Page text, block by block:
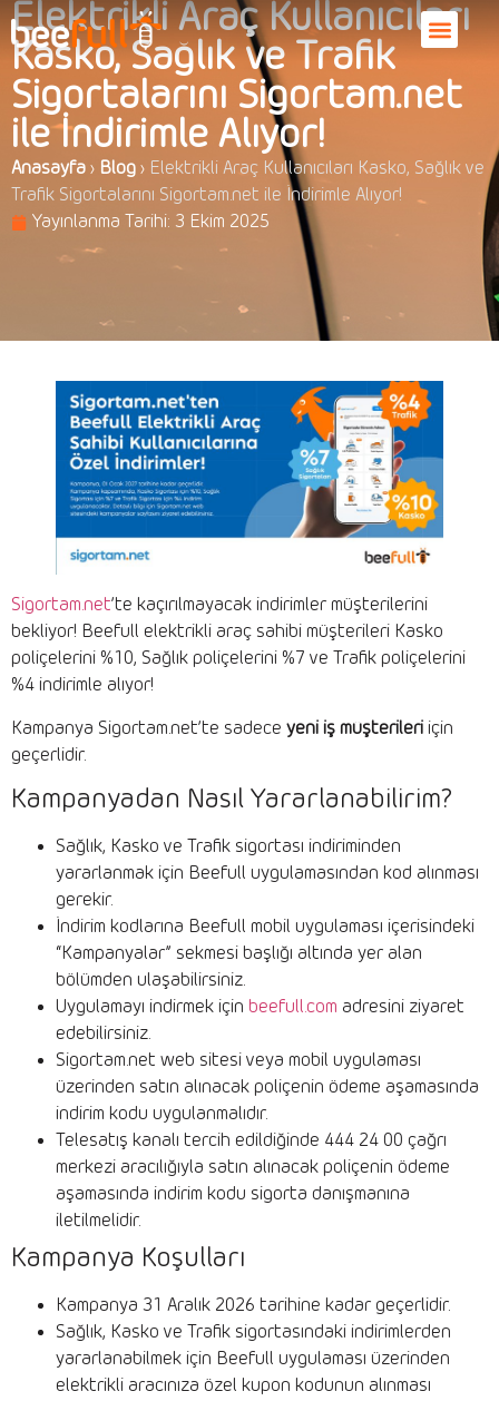
Elektrikli Araç Kullanıcıları
Kasko, Sağlık ve Trafik
Sigortalarını Sigortam.net
ile İndirimle Alıyor!
Anasayfa › Blog › Elektrikli Araç Kullanıcıları Kasko, Sağlık ve
Trafik Sigortalarını Sigortam.net ile İndirimle Alıyor!
Yayınlanma Tarihi: 3 Ekim 2025
Sigortam.net’te kaçırılmayacak indirimler müşterilerini
bekliyor! Beefull elektrikli araç sahibi müşterileri Kasko
poliçelerini %10, Sağlık poliçelerini %7 ve Trafik poliçelerini
%4 indirimle alıyor!
Kampanya Sigortam.net’te sadece yeni iş müşterileri için
geçerlidir.
Kampanyadan Nasıl Yararlanabilirim?
Sağlık, Kasko ve Trafik sigortası indiriminden
yararlanmak için Beefull uygulamasından kod alınması
gerekir.
İndirim kodlarına Beefull mobil uygulaması içerisindeki
“Kampanyalar” sekmesi başlığı altında yer alan
bölümden ulaşabilirsiniz.
Uygulamayı indirmek için beefull.com adresini ziyaret
edebilirsiniz.
Sigortam.net web sitesi veya mobil uygulaması
üzerinden satın alınacak poliçenin ödeme aşamasında
indirim kodu uygulanmalıdır.
Telesatış kanalı tercih edildiğinde 444 24 00 çağrı
merkezi aracılığıyla satın alınacak poliçenin ödeme
aşamasında indirim kodu sigorta danışmanına
iletilmelidir.
Kampanya Koşulları
Kampanya 31 Aralık 2026 tarihine kadar geçerlidir.
Sağlık, Kasko ve Trafik sigortasındaki indirimlerden
yararlanabilmek için Beefull uygulaması üzerinden
elektrikli aracınıza özel kupon kodunun alınması